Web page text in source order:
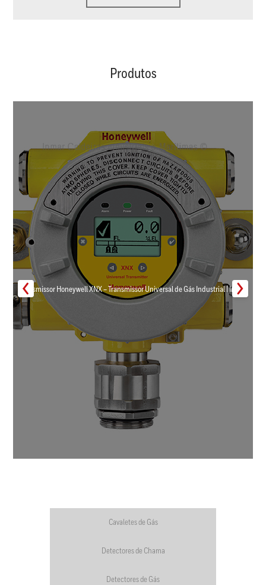
Produtos
Transmissor Honeywell XNX – Transmissor Universal de Gás Industrial | Inmar
Cavaletes de Gás
Detectores de Chama
Detectores de Gás